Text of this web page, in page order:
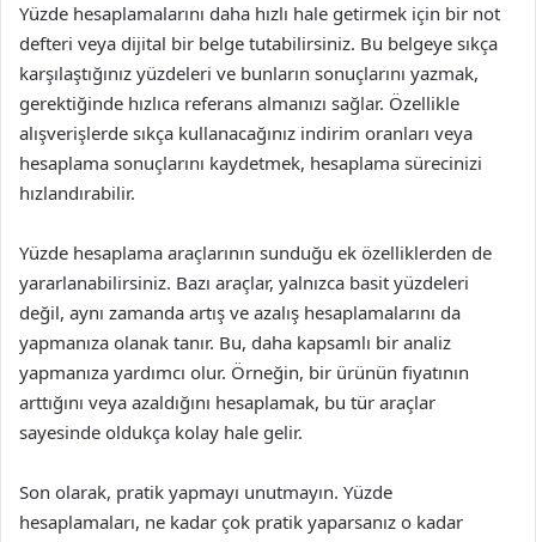
Yüzde hesaplamalarını daha hızlı hale getirmek için bir not
defteri veya dijital bir belge tutabilirsiniz. Bu belgeye sıkça
karşılaştığınız yüzdeleri ve bunların sonuçlarını yazmak,
gerektiğinde hızlıca referans almanızı sağlar. Özellikle
alışverişlerde sıkça kullanacağınız indirim oranları veya
hesaplama sonuçlarını kaydetmek, hesaplama sürecinizi
hızlandırabilir.
Yüzde hesaplama araçlarının sunduğu ek özelliklerden de
yararlanabilirsiniz. Bazı araçlar, yalnızca basit yüzdeleri
değil, aynı zamanda artış ve azalış hesaplamalarını da
yapmanıza olanak tanır. Bu, daha kapsamlı bir analiz
yapmanıza yardımcı olur. Örneğin, bir ürünün fiyatının
arttığını veya azaldığını hesaplamak, bu tür araçlar
sayesinde oldukça kolay hale gelir.
Son olarak, pratik yapmayı unutmayın. Yüzde
hesaplamaları, ne kadar çok pratik yaparsanız o kadar